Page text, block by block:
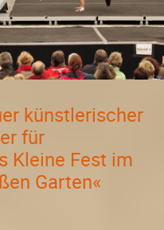
künstlerischer
für
Kleine Fest im
Garten«